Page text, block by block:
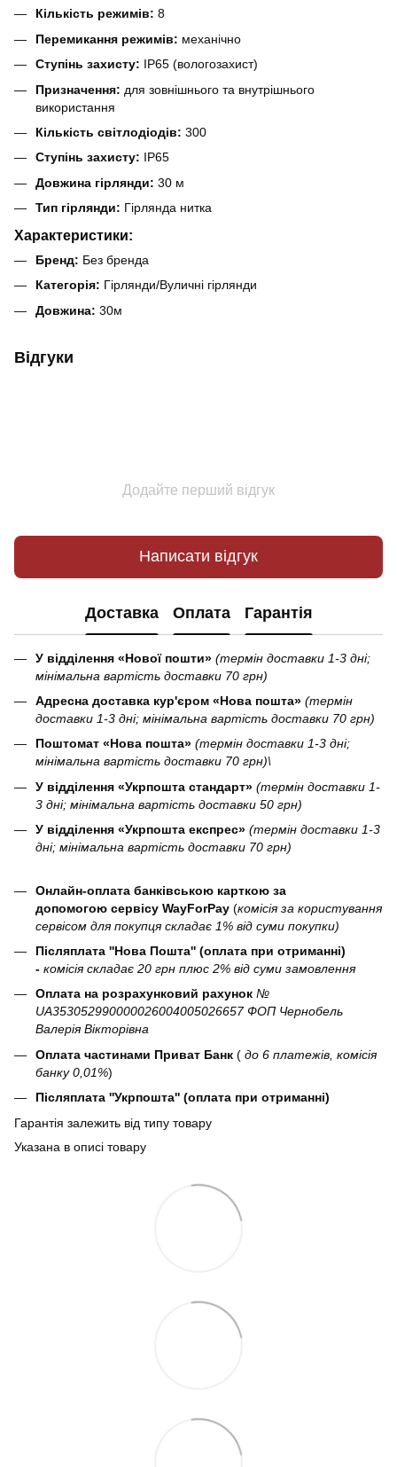
Кількість режимів: 8
Перемикання режимів: механічно
Ступінь захисту: IP65 (вологозахист)
Призначення: для зовнішнього та внутрішнього
використання
Кількість світлодіодів: 300
Ступінь захисту: IP65
Довжина гірлянди: 30 м
Тип гірлянди: Гірлянда нитка
Характеристики:
Бренд: Без бренда
Категорія: Гірлянди/Вуличні гірлянди
Довжина: 30м
Відгуки
Додайте перший відгук
Написати відгук
Доставка Оплата Гарантія
У відділення «Нової пошти» (термін доставки 1-3 дні;
мінімальна вартість доставки 70 грн)
Адресна доставка кур'єром «Нова пошта» (термін
доставки 1-3 дні; мінімальна вартість доставки 70 грн)
Поштомат «Нова пошта» (термін доставки 1-3 дні;
мінімальна вартість доставки 70 грн)\
У відділення «Укрпошта стандарт» (термін доставки 1-
3 дні; мінімальна вартість доставки 50 грн)
У відділення «Укрпошта експрес» (термін доставки 1-3
дні; мінімальна вартість доставки 70 грн)
Онлайн-оплата банківською карткою за
допомогою сервісу WayForPay (комісія за користування
сервісом для покупця складає 1% від суми покупки)
Післяплата ''Нова Пошта'' (оплата при отриманні)
- комісія складає 20 грн плюс 2% від суми замовлення
Оплата на розрахунковий рахунок №
UA353052990000026004005026657 ФОП Чернобель
Валерія Вікторівна
Оплата частинами Приват Банк ( до 6 платежів, комісія
банку 0,01%)
Післяплата ''Укрпошта'' (оплата при отриманні)
Гарантія залежить від типу товару
Указана в описі товару